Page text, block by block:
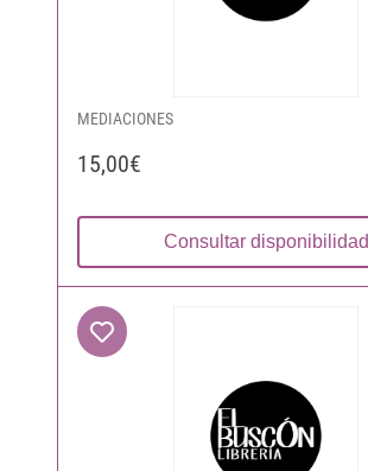
MEDIACIONES
15,00€
Consultar disponibilidad